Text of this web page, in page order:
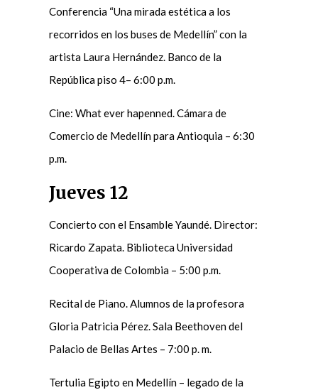
Conferencia “Una mirada estética a los
recorridos en los buses de Medellín” con la
artista Laura Hernández. Banco de la
República piso 4– 6:00 p.m.
Cine: What ever hapenned. Cámara de
Comercio de Medellín para Antioquia – 6:30
p.m.
Jueves 12
Concierto con el Ensamble Yaundé. Director:
Ricardo Zapata. Biblioteca Universidad
Cooperativa de Colombia – 5:00 p.m.
Recital de Piano. Alumnos de la profesora
Gloria Patricia Pérez. Sala Beethoven del
Palacio de Bellas Artes – 7:00 p. m.
Tertulia Egipto en Medellín – legado de la